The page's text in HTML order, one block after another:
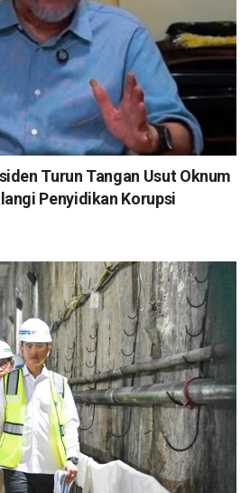
Turun Tangan Usut Oknum
Penyidikan Korupsi